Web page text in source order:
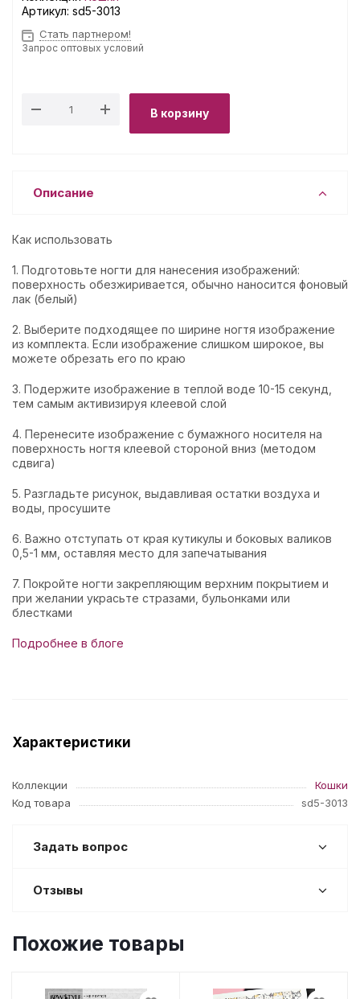
Артикул: sd5-3013
Стать партнером!
Запрос оптовых условий
В корзину
Описание
Как использовать
1. Подготовьте ногти для нанесения изображений:
поверхность обезжиривается, обычно наносится фоновый
лак (белый)
2. Выберите подходящее по ширине ногтя изображение
из комплекта. Если изображение слишком широкое, вы
можете обрезать его по краю
3. Подержите изображение в теплой воде 10-15 секунд,
тем самым активизируя клеевой слой
4. Перенесите изображение с бумажного носителя на
поверхность ногтя клеевой стороной вниз (методом
сдвига)
5. Разгладьте рисунок, выдавливая остатки воздуха и
воды, просушите
6. Важно отступать от края кутикулы и боковых валиков
0,5-1 мм, оставляя место для запечатывания
7. Покройте ногти закрепляющим верхним покрытием и
при желании украсьте стразами, бульонками или
блестками
Подробнее в блоге
Характеристики
Коллекции
Кошки
Код товара
sd5-3013
Задать вопрос
Отзывы
Похожие товары